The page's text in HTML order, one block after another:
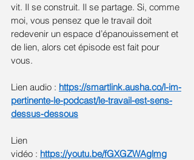
vit. Il se construit. Il se partage. Si, comme
moi, vous pensez que le travail doit
redevenir un espace d’épanouissement et
de lien, alors cet épisode est fait pour
vous.
Lien audio : https://smartlink.ausha.co/l-im-
pertinente-le-podcast/le-travail-est-sens-
dessus-dessous
Lien
vidéo : https://youtu.be/fGXGZWAglmg